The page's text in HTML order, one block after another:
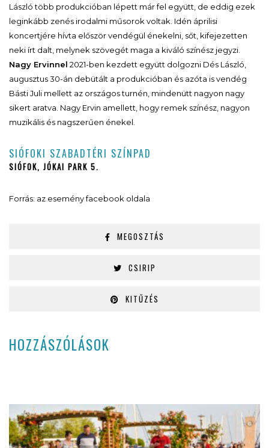
László több produkcióban lépett már fel együtt, de eddig ezek
leginkább zenés irodalmi műsorok voltak. Idén áprilisi
koncertjére hívta először vendégül énekelni, sőt, kifejezetten
neki írt dalt, melynek szövegét maga a kiváló színész jegyzi.
Nagy Ervinnel 2021-ben kezdett együtt dolgozni Dés László,
augusztus 30-án debütált a produkcióban és azóta is vendég
Básti Juli mellett az országos turnén, mindenütt nagyon nagy
sikert aratva. Nagy Ervin amellett, hogy remek színész, nagyon
muzikális és nagszerűen énekel.
SIÓFOKI SZABADTÉRI SZÍNPAD
SIÓFOK, JÓKAI PARK 5.
Forrás: az esemény facebook oldala
MEGOSZTÁS
CSIRIP
KITŰZÉS
HOZZÁSZÓLÁSOK